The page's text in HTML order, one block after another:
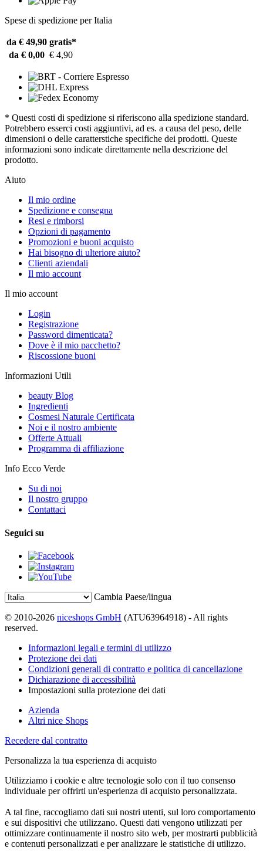
Spese di spedizione per Italia
da € 49,90 gratis*
da € 0,00 € 4,90
* Questi costi di spedizione si riferiscono alla spedizione standard.
Potrebbero esserci costi aggiuntivi, ad es. a causa del peso, delle
dimensioni o delle caratterstiche specifiche dei prodotti. Queste
informazioni sono indicate direttamente nella descrizione del
prodotto.
Aiuto
Il mio ordine
Spedizione e consegna
Resi e rimborsi
Opzioni di pagamento
Promozioni e buoni acquisto
Hai bisogno di ulteriore aiuto?
Clienti aziendali
Il mio account
Il mio account
Login
Registrazione
Password dimenticata?
Dove è il mio pacchetto?
Riscossione buoni
Informazioni Utili
beauty Blog
Ingredienti
Cosmesi Naturale Certificata
Noi e il nostro ambiente
Offerte Attuali
Programma di affiliazione
Info Ecco Verde
Su di noi
Il nostro gruppo
Contattaci
Seguici su
Cambia Paese/lingua
© 2010-2026 niceshops GmbH (ATU63964918) - All rights
reserved.
Informazioni legali e termini di utilizzo
Protezione dei dati
Condizioni generali di contratto e politica di cancellazione
Dichiarazione di accessibilità
Impostazioni sulla protezione dei dati
Azienda
Altri nice Shops
Recedere dal contratto
Personalizza la tua esperienza di acquisto
Utilizziamo i cookie e altre tecnologie solo con il tuo consenso
individuale per offrirti un'esperienza di acquisto personalizzata.
A tal fine, raccogliamo dati sui nostri utenti, sul loro comportamento
e sui dispositivi che utilizzano. Questi dati vengono utilizzati per
ottimizzare continuamente il nostro sito web, per mostrarti pubblicità
e contenuti personalizzati e per analizzare le statistiche di utilizzo.